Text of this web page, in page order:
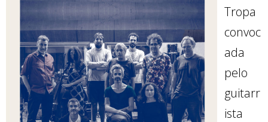
Tropa
convoc
ada
pelo
guitarr
ista